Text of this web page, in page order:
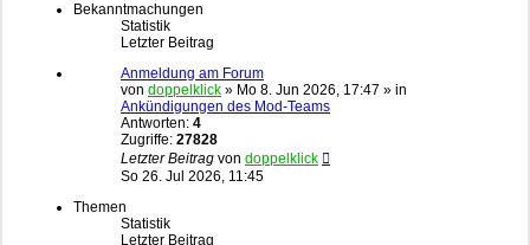
Bekanntmachungen
Statistik
Letzter Beitrag
Anmeldung am Forum
von doppelklick » Mo 8. Jun 2026, 17:47 » in
Ankündigungen des Mod-Teams
Antworten: 4
Zugriffe: 27828
Letzter Beitrag von doppelklick
So 26. Jul 2026, 11:45
Themen
Statistik
Letzter Beitrag